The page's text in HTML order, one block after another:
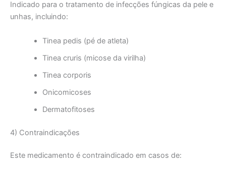
Indicado para o tratamento de infecções fúngicas da pele e
unhas, incluindo:
Tinea pedis (pé de atleta)
Tinea cruris (micose da virilha)
Tinea corporis
Onicomicoses
Dermatofitoses
4) Contraindicações
Este medicamento é contraindicado em casos de: